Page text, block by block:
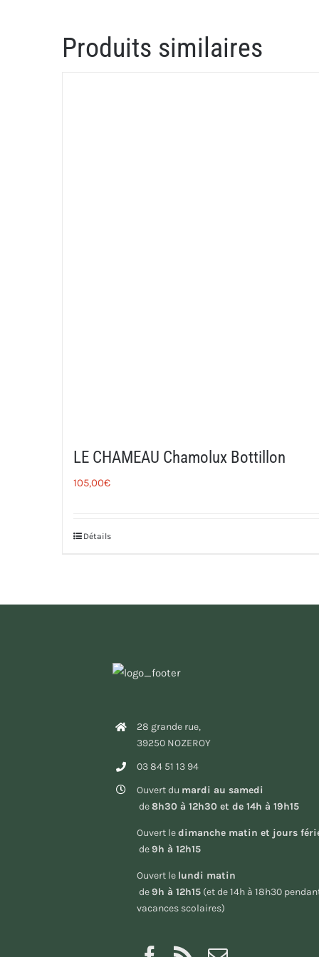
Produits similaires
LE CHAMEAU Chamolux Bottillon
105,00€
Détails
28 grande rue,
39250 NOZEROY
03 84 51 13 94
Ouvert du mardi au samedi
de8h30 à 12h30 et de 14h à 19h15
Ouvert ledimanche matin et jours
de9h à 12h15
Ouvert le lundi matin
de9h à 12h15(et de 14h à 18h30
vacances scolaires)